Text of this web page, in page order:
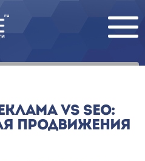
VS SEO:
ПРОДВИЖЕНИЯ